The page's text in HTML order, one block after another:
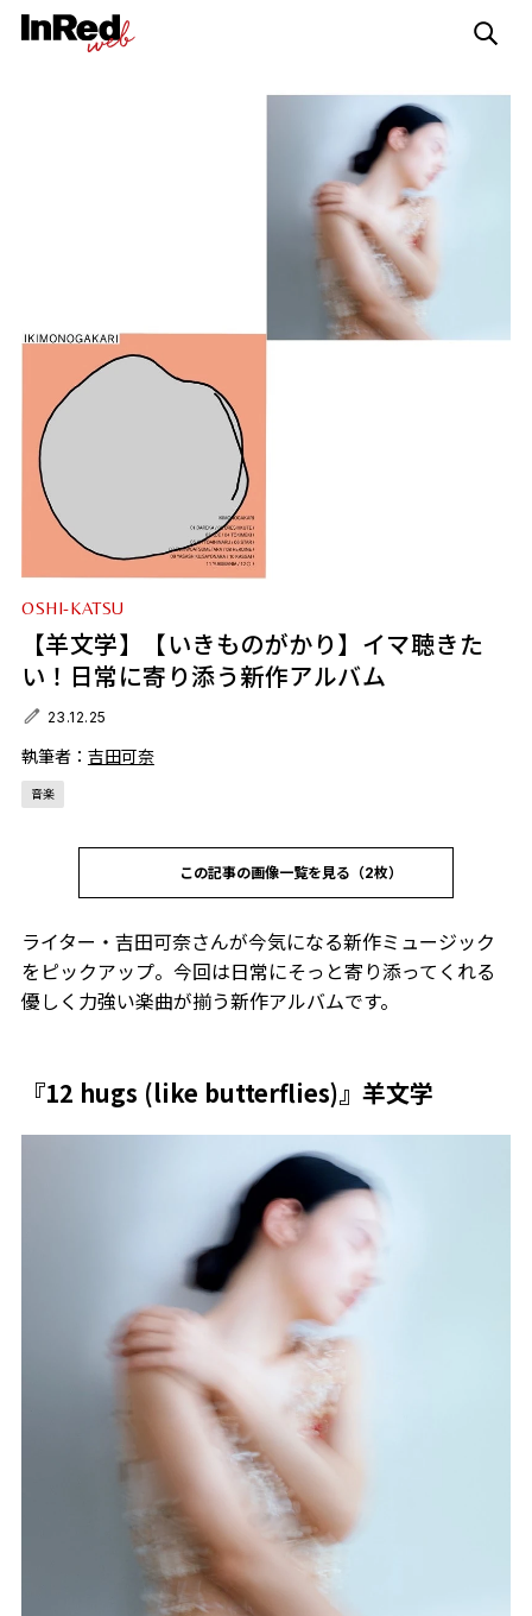
OSHI-KATSU
【羊文学】【いきものがかり】イマ聴きた
い！日常に寄り添う新作アルバム
23.12.25
執筆者： 吉田可奈
音楽
この記事の画像一覧を見る（2枚）
ライター・吉田可奈さんが今気になる新作ミュージック
をピックアップ。今回は日常にそっと寄り添ってくれる
優しく力強い楽曲が揃う新作アルバムです。
『12 hugs (like butterflies)』羊文学